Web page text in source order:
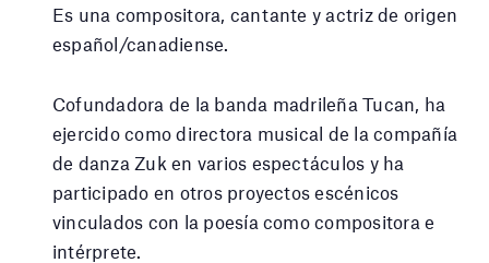
Es una compositora, cantante y actriz de origen
español/canadiense.
Cofundadora de la banda madrileña Tucan, ha
ejercido como directora musical de la compañía
de danza Zuk en varios espectáculos y ha
participado en otros proyectos escénicos
vinculados con la poesía como compositora e
intérprete.